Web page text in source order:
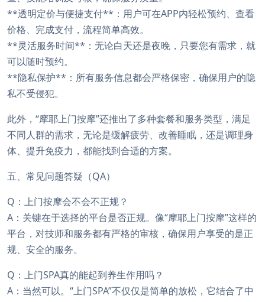
**透明定价与便捷支付**：用户可在APP内轻松预约、查看
价格、完成支付，流程简单高效。
**灵活服务时间**：无论白天还是夜晚，只要您有需求，就
可以随时预约。
**隐私保护**：所有服务信息都会严格保密，确保用户的隐
私不受侵犯。
此外，“摩耶上门按摩”还推出了多种套餐和服务类型，满足
不同人群的需求，无论是缓解疲劳、改善睡眠，还是调理身
体、提升免疫力，都能找到合适的方案。
五、常见问题答疑（QA）
Q：上门按摩会不会不正规？
A：关键在于选择的平台是否正规。像“摩耶上门按摩”这样的
平台，对技师和服务都有严格的审核，确保用户享受的是正
规、安全的服务。
Q：上门SPA真的能起到养生作用吗？
A：当然可以。“上门SPA”不仅仅是简单的放松，它结合了中